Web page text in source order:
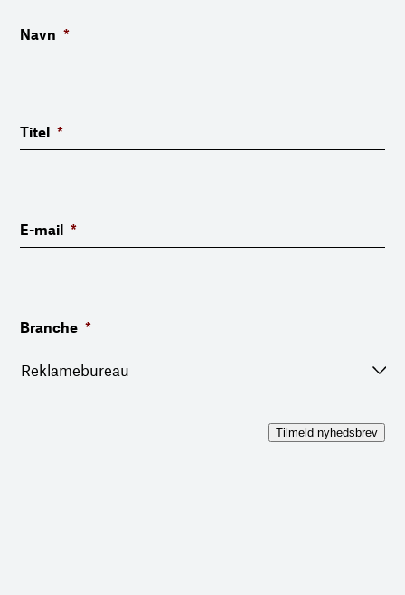
Navn *
Titel *
E-mail *
Branche *
Tilmeld nyhedsbrev